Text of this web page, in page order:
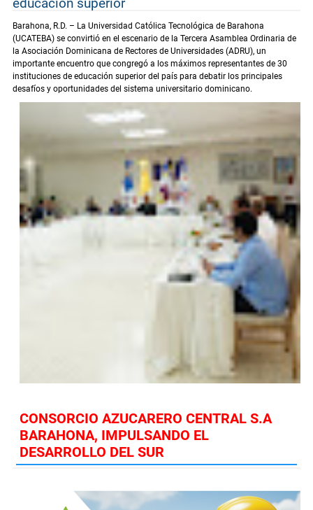
Barahona, R.D. – La Universidad Católica Tecnológica de Barahona
(UCATEBA) se convirtió en el escenario de la Tercera Asamblea Ordinaria de
la Asociación Dominicana de Rectores de Universidades (ADRU), un
importante encuentro que congregó a los máximos representantes de 30
instituciones de educación superior del país para debatir los principales
desafíos y oportunidades del sistema universitario dominicano.
CONSORCIO AZUCARERO CENTRAL S.A
BARAHONA, IMPULSANDO EL
DESARROLLO DEL SUR